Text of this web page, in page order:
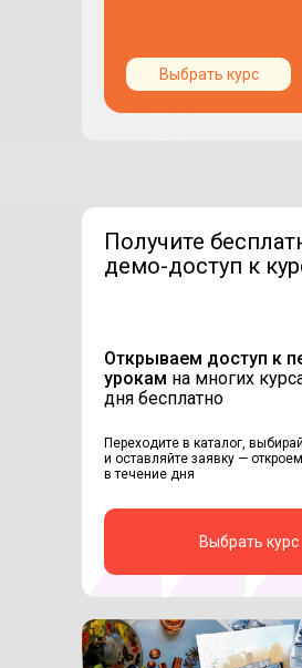
Выбрать курс
Получите
демо-доступ к
Переходите в каталог,
и оставляйте заявку —
в течение дня
Выбрать курс
Открываем доступ к
урокам на многих
дня бесплатно